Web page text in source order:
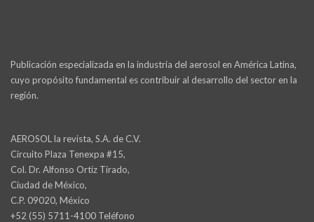
Publicación especializada en la industria del aerosol en América Latina,
cuyo propósito fundamental es contribuir al desarrollo del sector en la
región.
AEROSOL la revista, S.A. de C.V.
Circuito Plaza Tenexpa #15,
Col. Dr. Alfonso Ortiz Tirado,
Ciudad de México,
C.P. 09020, México
+52 (55) 5711-4100 Teléfono